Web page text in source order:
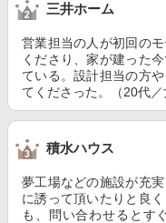
三井ホーム
営業担当の人が初回の
くださり、家が建った
ている。設計担当の方
てくださった。（20代／
積水ハウス
夢工場などの施設が充
に誘って頂いたりと良
も、問い合わせるとす